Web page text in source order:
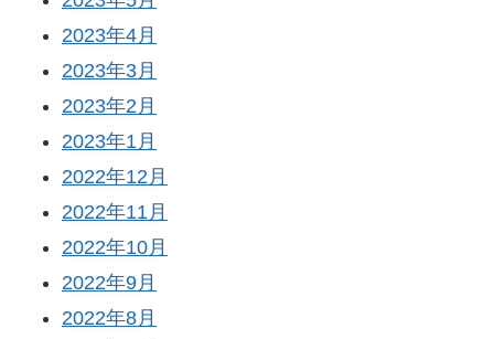
2023年4月
2023年3月
2023年2月
2023年1月
2022年12月
2022年11月
2022年10月
2022年9月
2022年8月